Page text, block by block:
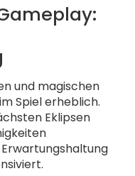
und magischen
Spiel erheblich.
Eklipsen